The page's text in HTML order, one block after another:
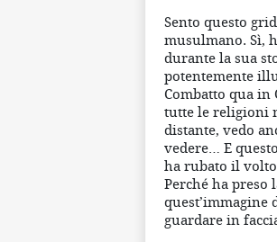
Sento questo
musulmano. Sì,
durante la sua
potentemente
Combatto qua in
tutte le religioni
distante, vedo
vedere… E
ha rubato il
Perché ha preso
quest’immagine
guardare in